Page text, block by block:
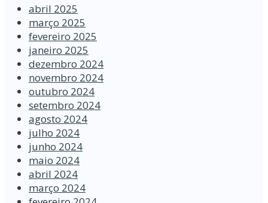
abril 2025
março 2025
fevereiro 2025
janeiro 2025
dezembro 2024
novembro 2024
outubro 2024
setembro 2024
agosto 2024
julho 2024
junho 2024
maio 2024
abril 2024
março 2024